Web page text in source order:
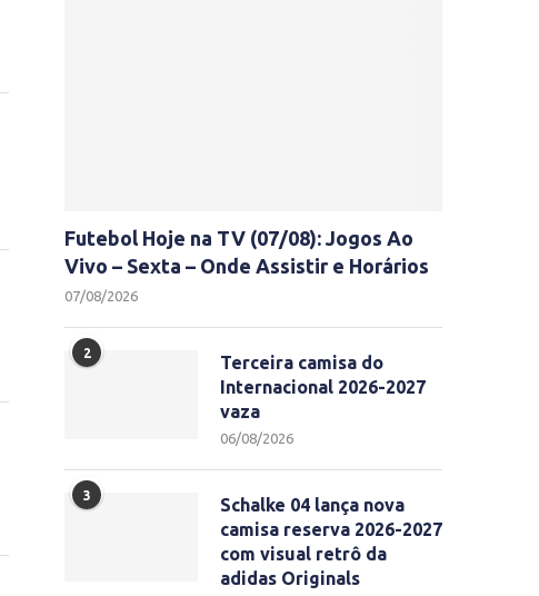
Futebol Hoje na TV (07/08): Jogos Ao
Vivo – Sexta – Onde Assistir e Horários
07/08/2026
2
Terceira camisa do
Internacional 2026-2027
vaza
06/08/2026
3
Schalke 04 lança nova
camisa reserva 2026-2027
com visual retrô da
adidas Originals